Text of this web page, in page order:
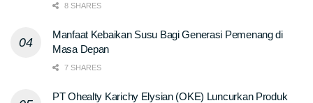
8 SHARES
Manfaat Kebaikan Susu Bagi Generasi Pemenang di
Masa Depan
7 SHARES
PT Ohealty Karichy Elysian (OKE) Luncurkan Produk